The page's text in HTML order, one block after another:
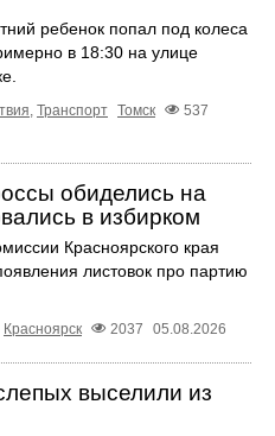
ребенок попал под колеса
в 18:30 на улице
, Транспорт Томск
537
обиделись на
в избирком
Красноярского края
листовок про партию
Красноярск 2037 05.08.2026
выселили из